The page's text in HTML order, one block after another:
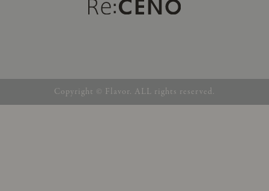
Copyright © Flavor. ALL rights reserved.